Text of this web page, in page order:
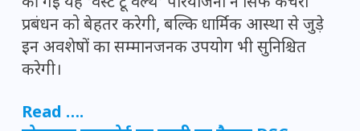
प्रबंधन को बेहतर करेगी, बल्कि धार्मिक आस्था से जुड़े
इन अवशेषों का सम्मानजनक उपयोग भी सुनिश्चित
करेगी।
Read ….